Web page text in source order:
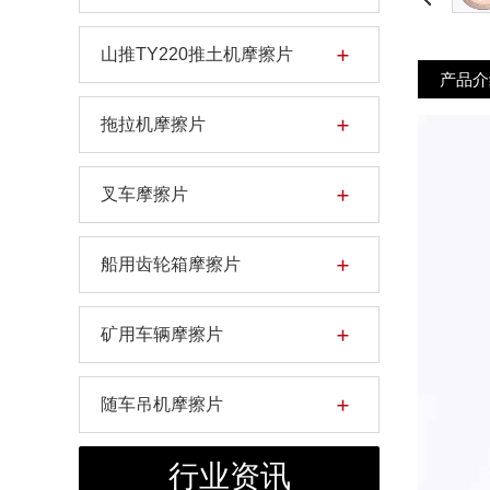
山推TY220推土机摩擦片
拖拉机摩擦片
叉车摩擦片
船用齿轮箱摩擦片
矿用车辆摩擦片
随车吊机摩擦片
行业资讯
产品